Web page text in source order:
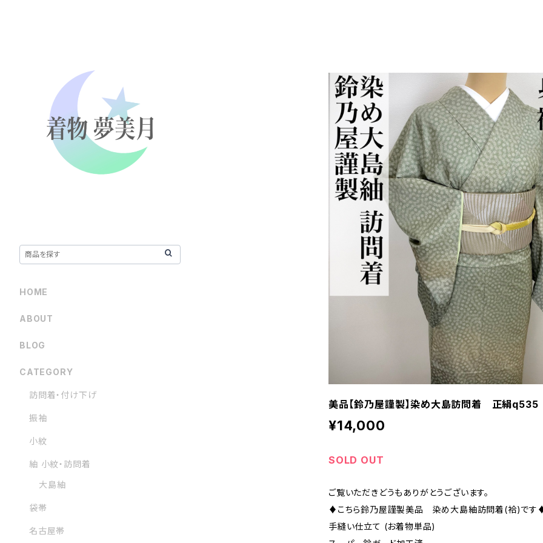
美品【鈴乃屋謹製】染め大島訪問着 正絹q535
¥14,000
SOLD OUT
ご覧いただきどうもありがとうございます。
♦︎こちら鈴乃屋謹製美品 染め大島紬訪問着(袷)です
手縫い仕立て (お着物単品)
HOME
ABOUT
BLOG
CATEGORY
訪問着・付け下げ
振袖
小紋
紬 小紋・訪問着
大島紬
袋帯
名古屋帯